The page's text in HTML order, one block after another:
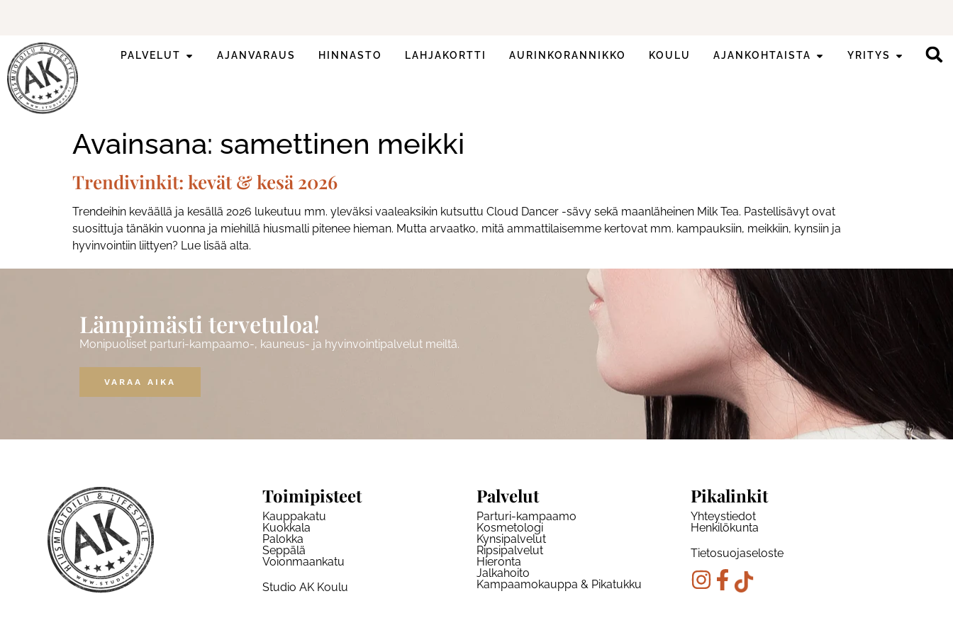
Kesän trendivinkit!
PALVELUT AJANVARAUS HINNASTO LAHJAKORTTI AURINKORANNIKKO KOULU AJANKOHTAISTA YRITYS
Avainsana: samettinen meikki
Trendivinkit: kevät & kesä 2026
Trendeihin keväällä ja kesällä 2026 lukeutuu mm. yleväksi vaaleaksikin kutsuttu Cloud Dancer -sävy sekä maanläheinen Milk Tea. Pastellisävyt ovat
suosittuja tänäkin vuonna ja miehillä hiusmalli pitenee hieman. Mutta arvaatko, mitä ammattilaisemme kertovat mm. kampauksiin, meikkiin, kynsiin ja
hyvinvointiin liittyen? Lue lisää alta.
Lämpimästi tervetuloa!
Monipuoliset parturi-kampaamo-, kauneus- ja hyvinvointipalvelut meiltä.
VARAA AIKA
Toimipisteet
Kauppakatu
Kuokkala
Palokka
Seppälä
Voionmaankatu
Studio AK Koulu
Palvelut
Parturi-kampaamo
Kosmetologi
Kynsipalvelut
Ripsipalvelut
Hieronta
Jalkahoito
Kampaamokauppa & Pikatukku
Pikalinkit
Yhteystiedot
Henkilökunta
Tietosuojaseloste